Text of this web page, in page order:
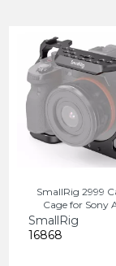
SmallRig 2999
Cage for Sony
SmallRig
16868